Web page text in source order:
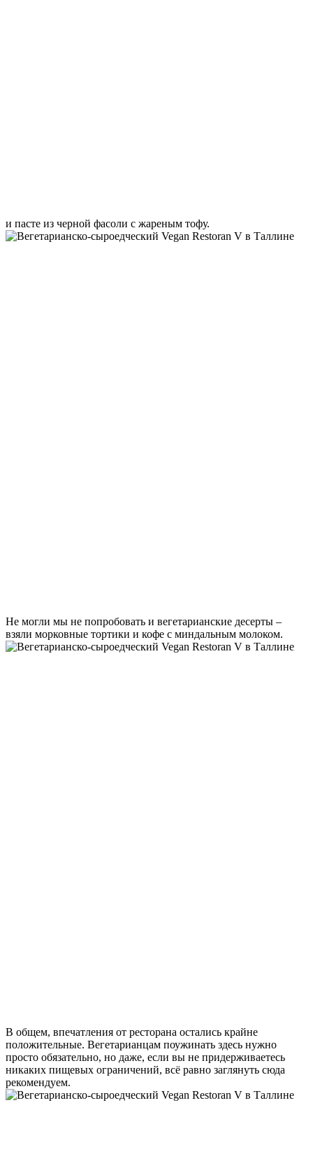
и пасте из черной фасоли с жареным тофу.
Не могли мы не попробовать и вегетарианские десерты –
взяли морковные тортики и кофе с миндальным молоком.
В общем, впечатления от ресторана остались крайне
положительные. Вегетарианцам поужинать здесь нужно
просто обязательно, но даже, если вы не придерживаетесь
никаких пищевых ограничений, всё равно заглянуть сюда
рекомендуем.